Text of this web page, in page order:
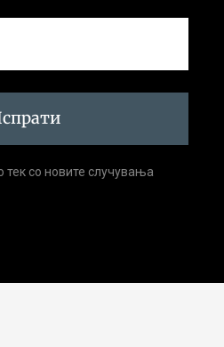
тек со новите случувања